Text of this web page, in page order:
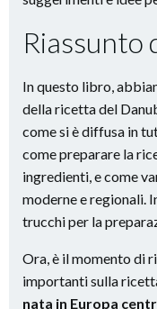
Riassunto
In questo libro,
della ricetta del
come si è diffusa in
come preparare la
ingredienti, e come
moderne e regionali.
trucchi per la
Ora, è il momento di
importanti sulla
nata in Europa